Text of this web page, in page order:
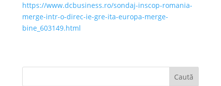
https://www.dcbusiness.ro/sondaj-inscop-romania-
merge-intr-o-direc-ie-gre-ita-europa-merge-
bine_603149.html
Caută